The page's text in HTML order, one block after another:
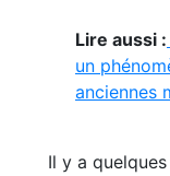
Lire aussi :
un
anciennes
Il y a